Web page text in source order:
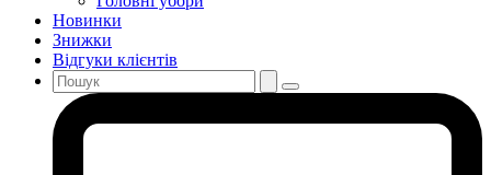
Новинки
Знижки
Відгуки клієнтів